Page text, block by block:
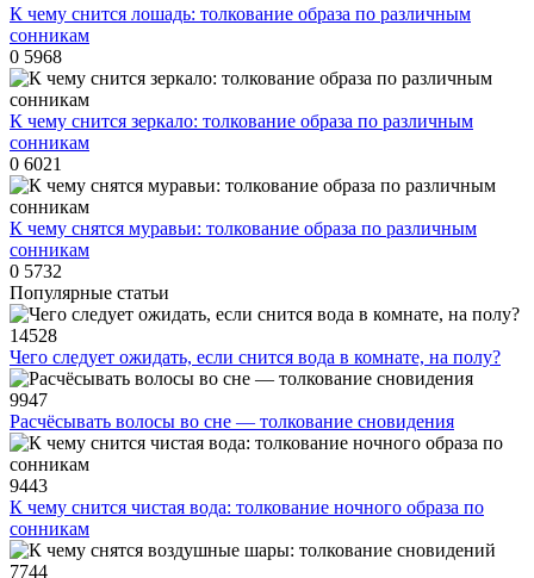
К чему снится лошадь: толкование образа по различным
сонникам
0 5968
К чему снится зеркало: толкование образа по различным
сонникам
0 6021
К чему снятся муравьи: толкование образа по различным
сонникам
0 5732
Популярные статьи
14528
Чего следует ожидать, если снится вода в комнате, на полу?
9947
Расчёсывать волосы во сне — толкование сновидения
9443
К чему снится чистая вода: толкование ночного образа по
сонникам
7744